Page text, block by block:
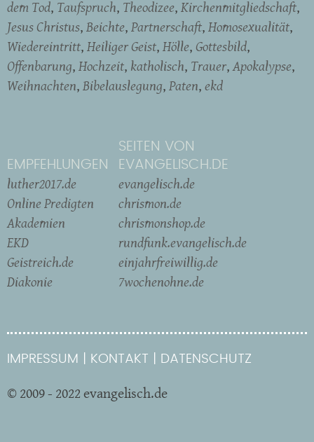
dem Tod Taufspruch Theodizee Kirchenmitgliedschaft
Jesus Christus Beichte Partnerschaft Homosexualität
Wiedereintritt Heiliger Geist Hölle Gottesbild
Offenbarung Hochzeit katholisch Trauer Apokalypse
Weihnachten Bibelauslegung Paten ekd
EMPFEHLUNGEN
luther2017.de
Online Predigten
Akademien
EKD
Geistreich.de
Diakonie
SEITEN VON
EVANGELISCH.DE
evangelisch.de
chrismon.de
chrismonshop.de
rundfunk.evangelisch.de
einjahrfreiwillig.de
7wochenohne.de
IMPRESSUM KONTAKT DATENSCHUTZ
© 2009 - 2022 evangelisch.de